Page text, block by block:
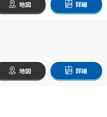
地図 詳細
地図 詳細